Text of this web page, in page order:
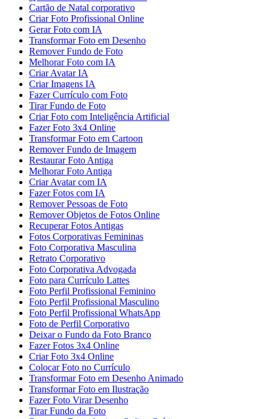
Cartão de Natal corporativo
Criar Foto Profissional Online
Gerar Foto com IA
Transformar Foto em Desenho
Remover Fundo de Foto
Melhorar Foto com IA
Criar Avatar IA
Criar Imagens IA
Fazer Currículo com Foto
Tirar Fundo de Foto
Criar Foto com Inteligência Artificial
Fazer Foto 3x4 Online
Transformar Foto em Cartoon
Remover Fundo de Imagem
Restaurar Foto Antiga
Melhorar Foto Antiga
Criar Avatar com IA
Fazer Fotos com IA
Remover Pessoas de Foto
Remover Objetos de Fotos Online
Recuperar Fotos Antigas
Fotos Corporativas Femininas
Foto Corporativa Masculina
Retrato Corporativo
Foto Corporativa Advogada
Foto para Currículo Lattes
Foto Perfil Profissional Feminino
Foto Perfil Profissional Masculino
Foto Perfil Profissional WhatsApp
Foto de Perfil Corporativo
Deixar o Fundo da Foto Branco
Fazer Fotos 3x4 Online
Criar Foto 3x4 Online
Colocar Foto no Currículo
Transformar Foto em Desenho Animado
Transformar Foto em Ilustração
Fazer Foto Virar Desenho
Tirar Fundo da Foto